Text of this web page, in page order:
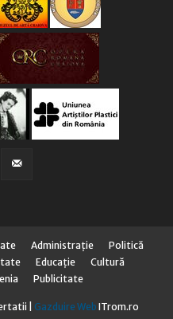
Administraţie
Politică
Educaţie
Cultură
Publicitate
| Gazduire Web ITrom.ro